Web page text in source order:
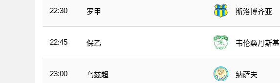
22:30 罗甲 斯洛博齐亚
22:45 保乙 韦伦桑丹斯基
23:00 乌兹超 纳萨夫